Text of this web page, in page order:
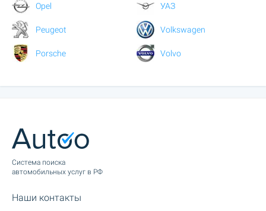
Opel
Peugeot
Porsche
УАЗ
Volkswagen
Volvo
Cистема поиска
автомобильных услуг в РФ
Наши контакты